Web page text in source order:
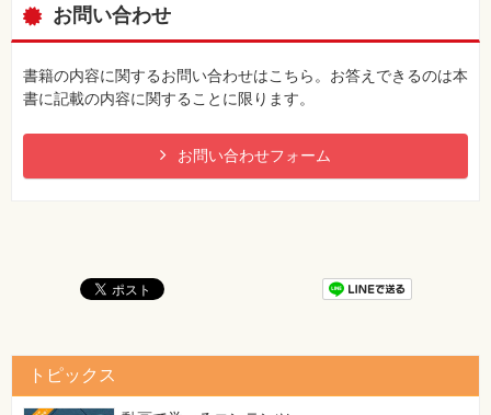
お問い合わせ
書籍の内容に関するお問い合わせはこちら。お答えできるのは本
書に記載の内容に関することに限ります。
お問い合わせフォーム
トピックス